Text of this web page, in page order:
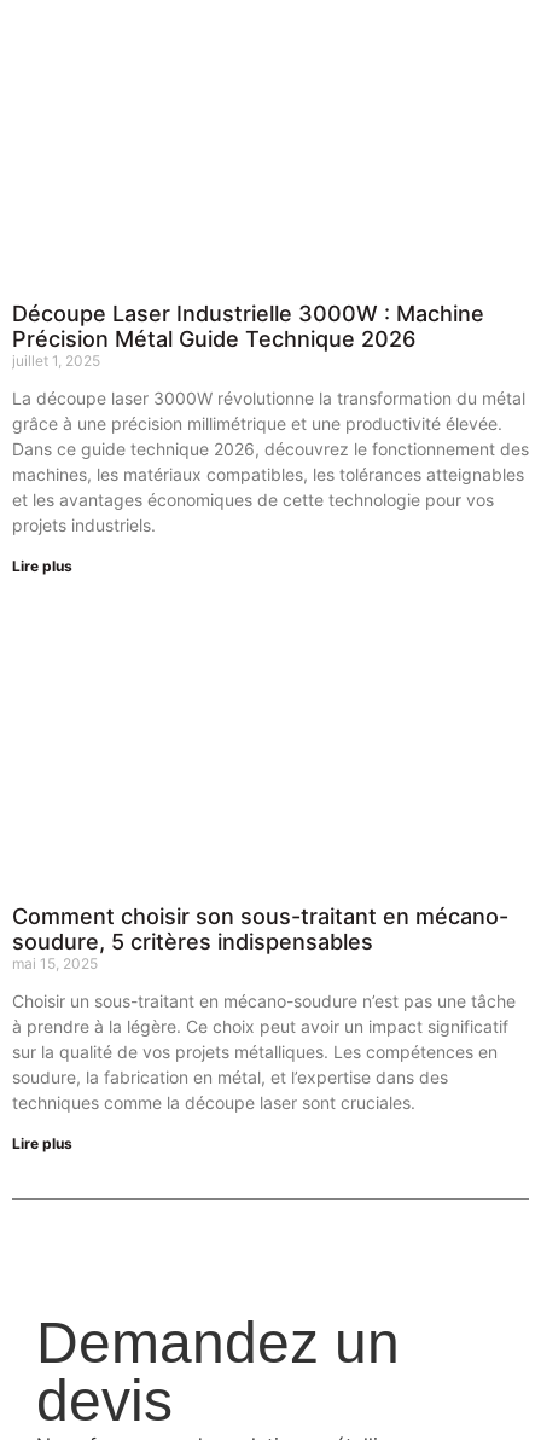
Découpe Laser Industrielle 3000W : Machine
Précision Métal Guide Technique 2026
juillet 1, 2025
La découpe laser 3000W révolutionne la transformation du métal
grâce à une précision millimétrique et une productivité élevée.
Dans ce guide technique 2026, découvrez le fonctionnement des
machines, les matériaux compatibles, les tolérances atteignables
et les avantages économiques de cette technologie pour vos
projets industriels.
Lire plus
Comment choisir son sous-traitant en mécano-
soudure, 5 critères indispensables
mai 15, 2025
Choisir un sous-traitant en mécano-soudure n’est pas une tâche
à prendre à la légère. Ce choix peut avoir un impact significatif
sur la qualité de vos projets métalliques. Les compétences en
soudure, la fabrication en métal, et l’expertise dans des
techniques comme la découpe laser sont cruciales.
Lire plus
Demandez un
devis